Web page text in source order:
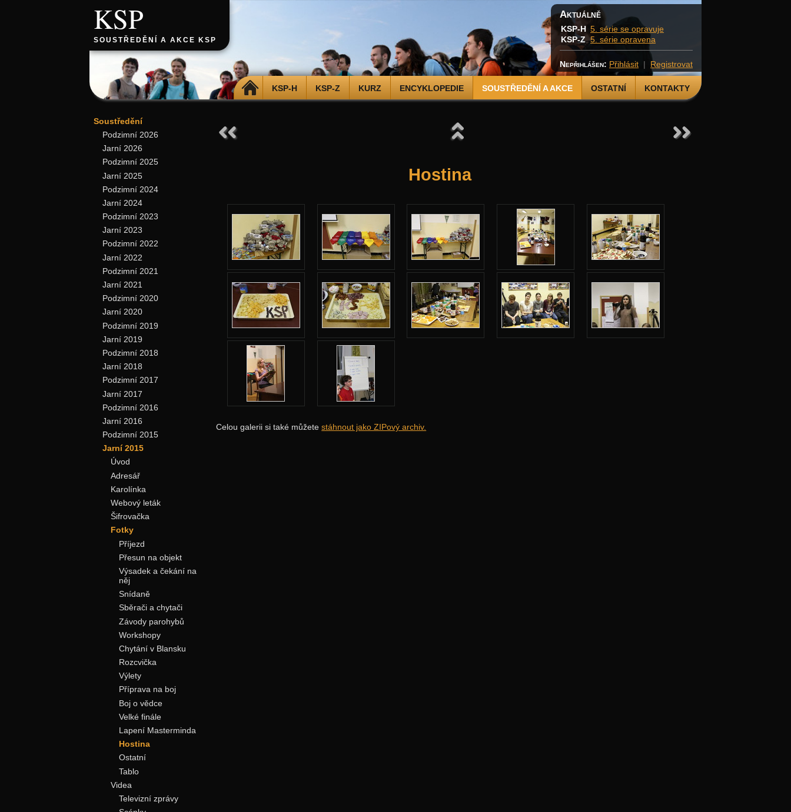
KSP
SOUSTŘEDĚNÍ A AKCE KSP
DOMŮ KSP-H KSP-Z KURZ ENCYKLOPEDIE SOUSTŘEDĚNÍ A AKCE OSTATNÍ KONTAKTY
Aktuálně
KSP-H 5. série se opravuje
KSP-Z 5. série opravena
Nepřihlášen: Přihlásit | Registrovat
Hostina
Celou galerii si také můžetestáhnout jako ZIPový archiv.
Soustředění
Podzimní 2026
Jarní 2026
Podzimní 2025
Jarní 2025
Podzimní 2024
Jarní 2024
Podzimní 2023
Jarní 2023
Podzimní 2022
Jarní 2022
Podzimní 2021
Jarní 2021
Podzimní 2020
Jarní 2020
Podzimní 2019
Jarní 2019
Podzimní 2018
Jarní 2018
Podzimní 2017
Jarní 2017
Podzimní 2016
Jarní 2016
Podzimní 2015
Jarní 2015
Úvod
Adresář
Karolínka
Webový leták
Šifrovačka
Fotky
Příjezd
Přesun na objekt
Výsadek a čekání na
něj
Snídaně
Sběrači a chytači
Závody parohybů
Workshopy
Chytání v Blansku
Rozcvička
Výlety
Příprava na boj
Boj o vědce
Velké finále
Lapení Masterminda
Hostina
Ostatní
Tablo
Videa
Televizní zprávy